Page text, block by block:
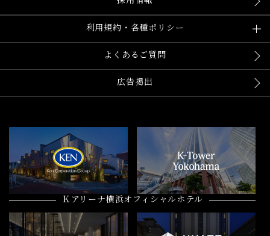
利用規約・各種ポリシー
よくあるご質問
広告掲出
Ｋアリーナ横浜オフィシャルホテル